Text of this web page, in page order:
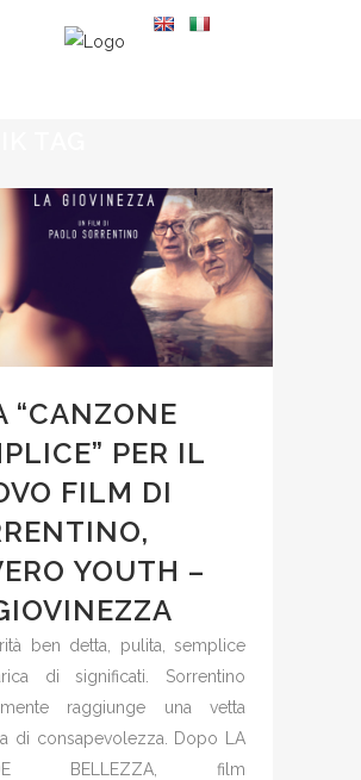
“CANZONE
PER IL
FILM DI
YOUTH –
ben detta, pulita, semplice
di significati. Sorrentino
raggiunge una vetta
di consapevolezza. Dopo LA
BELLEZZA, film